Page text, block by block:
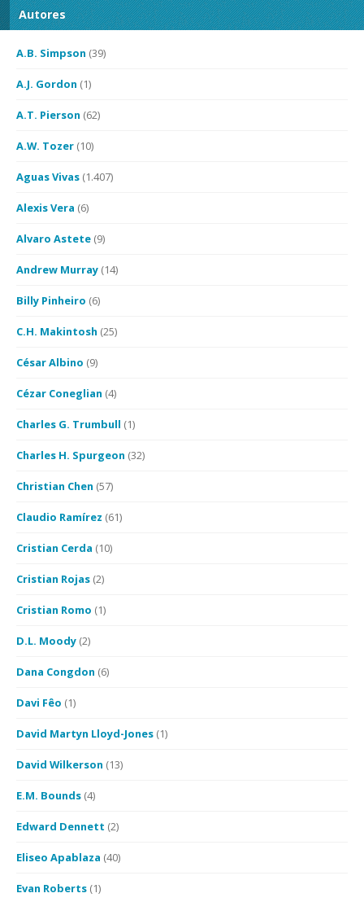
Autores
A.B. Simpson (39)
A.J. Gordon (1)
A.T. Pierson (62)
A.W. Tozer (10)
Aguas Vivas (1.407)
Alexis Vera (6)
Alvaro Astete (9)
Andrew Murray (14)
Billy Pinheiro (6)
C.H. Makintosh (25)
César Albino (9)
Cézar Coneglian (4)
Charles G. Trumbull (1)
Charles H. Spurgeon (32)
Christian Chen (57)
Claudio Ramírez (61)
Cristian Cerda (10)
Cristian Rojas (2)
Cristian Romo (1)
D.L. Moody (2)
Dana Congdon (6)
Davi Fêo (1)
David Martyn Lloyd-Jones (1)
David Wilkerson (13)
E.M. Bounds (4)
Edward Dennett (2)
Eliseo Apablaza (40)
Evan Roberts (1)